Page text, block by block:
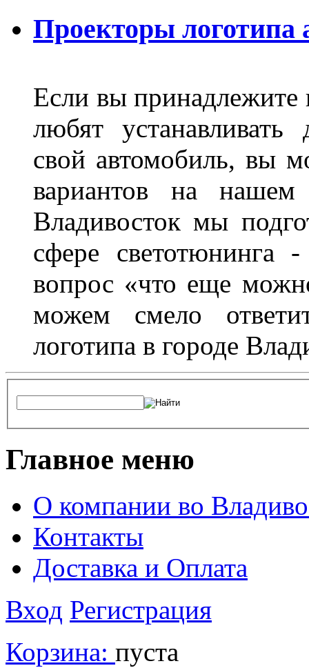
Проекторы логотипа
Если вы принадлежите
любят устанавливать
свой автомобиль, вы
вариантов на
Владивосток мы
сфере светотюнинга
вопрос «что еще
можем смело
логотипа в городе
Главное меню
О компании во
Контакты
Доставка и Оплата
Вход Регистрация
Корзина: пуста